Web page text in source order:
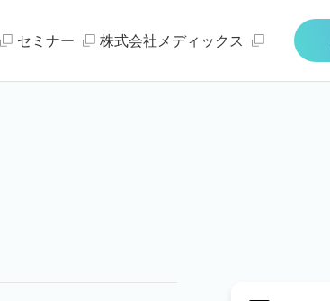
セミナー 株式会社メディックス